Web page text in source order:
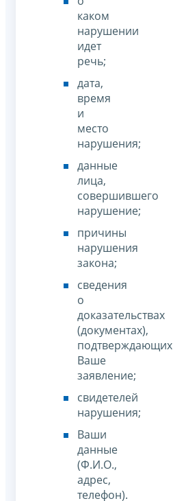
каком
нарушении
идет
речь;
дата,
время
и
место
нарушения;
данные
лица,
совершившего
нарушение;
причины
нарушения
закона;
сведения
о
доказательствах
(документах),
подтверждающих
Ваше
заявление;
свидетелей
нарушения;
Ваши
данные
(Ф.И.О.,
адрес,
телефон).